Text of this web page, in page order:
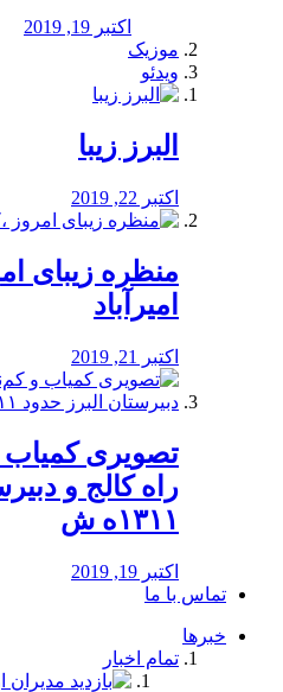
اکتبر 19, 2019
موزیک
ویدئو
البرز زیبا
اکتبر 22, 2019
منظره‌‌ زیبای
امیرآباد
اکتبر 21, 2019
️تصویری کمیاب
راه كالج و
۱۳۱۱ه ش
اکتبر 19, 2019
تماس با ما
خبرها
تمام اخبار